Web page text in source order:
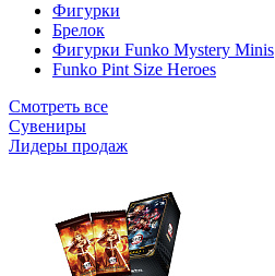
Фигурки
Брелок
Фигурки Funko Mystery Minis
Funko Pint Size Heroes
Смотреть все
Сувениры
Лидеры продаж